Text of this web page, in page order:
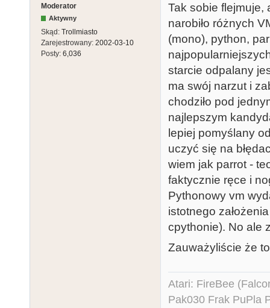
Moderator
Aktywny
Skąd: Trollmiasto
Zarejestrowany: 2002-03-10
Posty: 6,036
Tak sobie flejmuje,
narobiło różnych
(mono), python,
starcie odpalany
ma swój narzut i
chodziło pod
najlepszym
lepiej pomyślany
uczyć się na
wiem jak parrot -
faktycznie ręce i
Pythonowy vm
istotnego
cpythonie). No ale
Zauważyliście że
Atari: FireBee
Pak030 Frak PuPla